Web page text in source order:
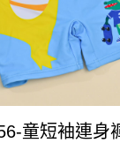
童短袖連身